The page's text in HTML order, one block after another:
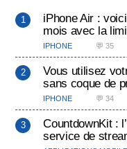
iPhone Air :
mois avec la
IPHONE 💬 35
Vous utilisez
sans coque de
IPHONE 💬 34
CountdownKit :
service de